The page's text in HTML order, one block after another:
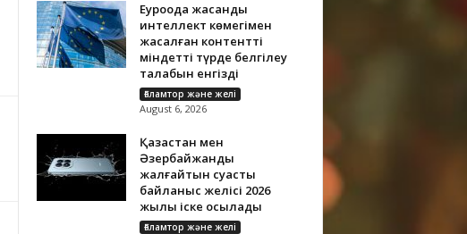
Еуроодақ жасанды
интеллект көмегімен
жасалған контентті
міндетті түрде белгілеу
талабын енгізді
Ғаламтор және желі
August 6, 2026
Қазақстан мен
Әзербайжанды
жалғайтын суасты
байланыс желісі 2026
жылы іске қосылады
Ғаламтор және желі